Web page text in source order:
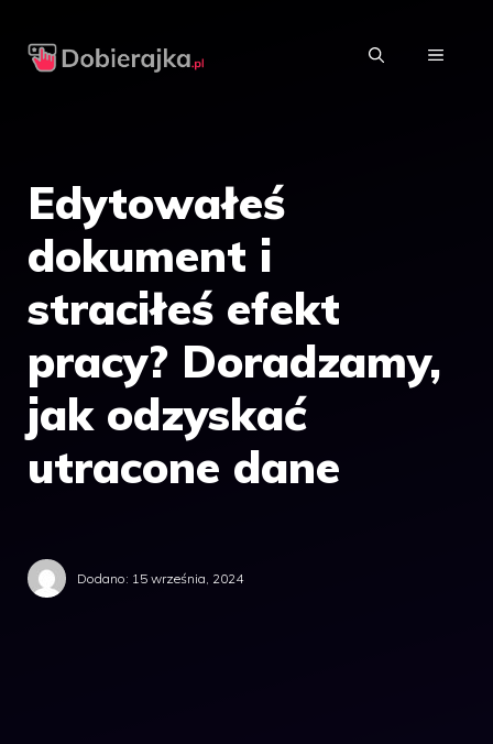
MENU
Edytowałeś
dokument i
straciłeś efekt
pracy? Doradzamy,
jak odzyskać
utracone dane
Dodano: 15 września, 2024